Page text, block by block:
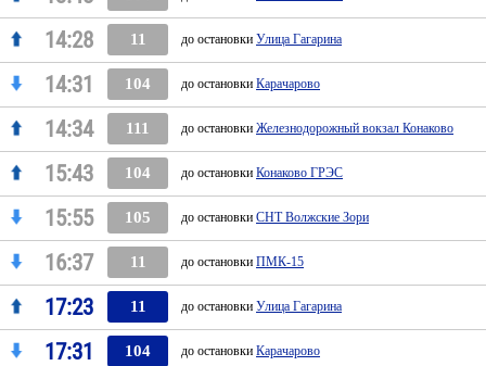
14:28 11 до остановки Улица Гагарина
14:31 104 до остановки Карачарово
14:34 111 до остановки Железнодорожный вокзал Конаково
15:43 104 до остановки Конаково ГРЭС
15:55 105 до остановки СНТ Волжские Зори
16:37 11 до остановки ПМК-15
17:23 11 до остановки Улица Гагарина
17:31 104 до остановки Карачарово